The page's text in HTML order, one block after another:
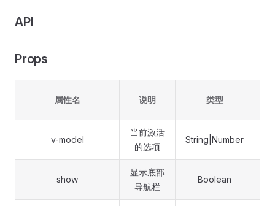
API
Props
属性名 说明 类型
v-model
当前激活
的选项
String|Number
show
显示底部
导航栏
Boolean